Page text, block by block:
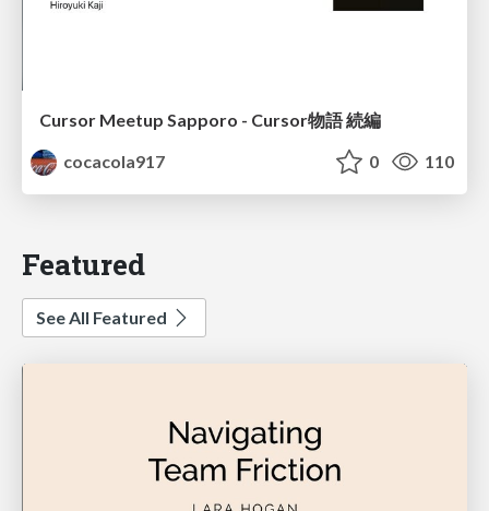
Cursor Meetup Sapporo - Cursor物語 続編
cocacola917
0 110
Featured
See All Featured